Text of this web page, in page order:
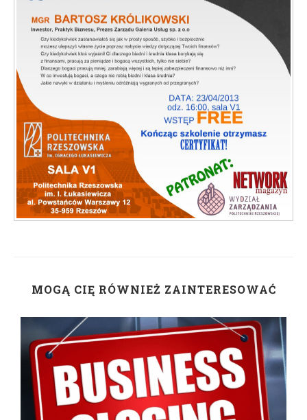
MOGĄ CIĘ RÓWNIEŻ ZAINTERESOWAĆ